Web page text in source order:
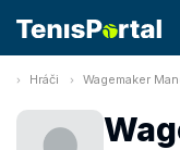
Hráči Wagemaker